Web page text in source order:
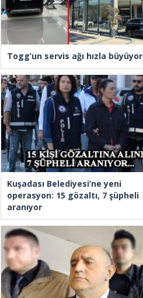
Togg’un servis ağı hızla büyüyor
Kuşadası Belediyesi’ne yeni
operasyon: 15 gözaltı, 7 şüpheli
aranıyor